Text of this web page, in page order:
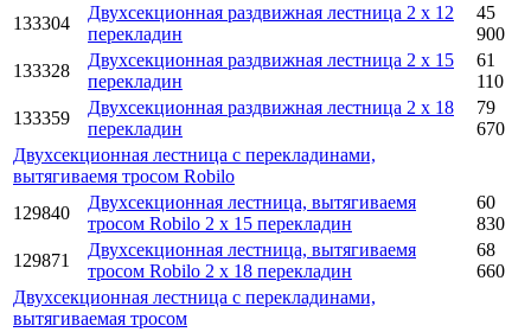
133304
Двухсекционная раздвижная лестница 2 x 12
перекладин
45
900
133328
Двухсекционная раздвижная лестница 2 x 15
перекладин
61
110
133359
Двухсекционная раздвижная лестница 2 x 18
перекладин
79
670
Двухсекционная лестница с перекладинами,
вытягиваемя тросом Robilo
129840
Двухсекционная лестница, вытягиваемя
тросом Robilo 2 x 15 перекладин
60
830
129871
Двухсекционная лестница, вытягиваемя
тросом Robilo 2 x 18 перекладин
68
660
Двухсекционная лестница с перекладинами,
вытягиваемая тросом